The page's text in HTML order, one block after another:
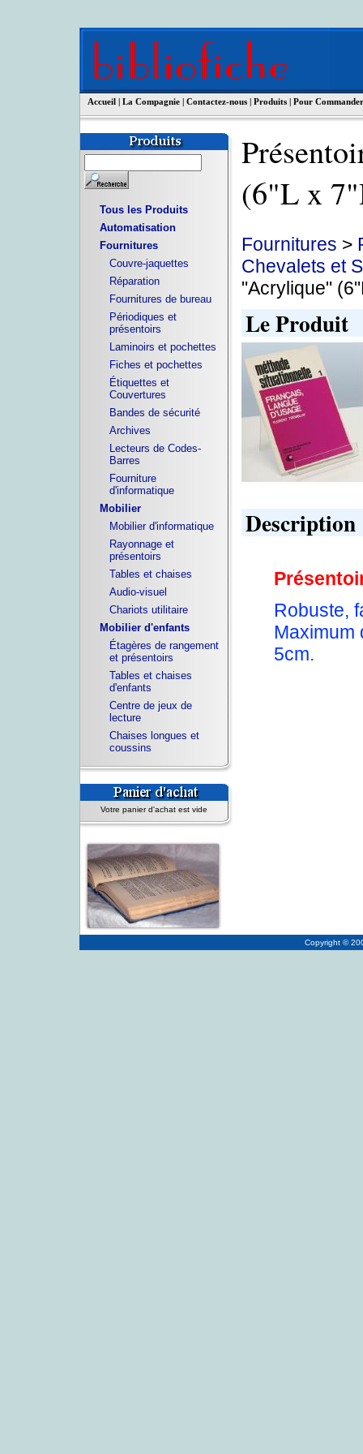
Accueil | La Compagnie | Contactez-nous | Produits | Pour Commander
Tous les Produits
Automatisation
Fournitures
Couvre-jaquettes
Réparation
Fournitures de bureau
Périodiques et
présentoirs
Laminoirs et pochettes
Fiches et pochettes
Étiquettes et
Couvertures
Bandes de sécurité
Archives
Lecteurs de Codes-
Barres
Fourniture
d'informatique
Mobilier
Mobilier d'informatique
Rayonnage et
présentoirs
Tables et chaises
Audio-visuel
Chariots utilitaire
Mobilier d'enfants
Étagères de rangement
et présentoirs
Tables et chaises
d'enfants
Centre de jeux de
lecture
Chaises longues et
coussins
Votre panier d'achat est vide
(6"L x
Fournitures >
Chevalets et
"Acrylique"
Le Produit
Description
Robuste,
Maximum
5cm.
Copyright ©